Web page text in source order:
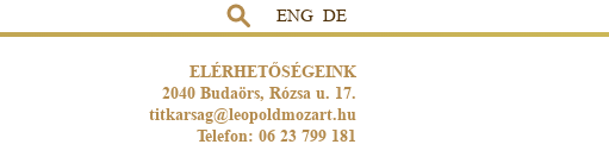
ENG DE
ELÉRHETŐSÉGEINK
2040 Budaörs, Rózsa u. 17.
titkarsag@leopoldmozart.hu
Telefon: 06 23 799 181